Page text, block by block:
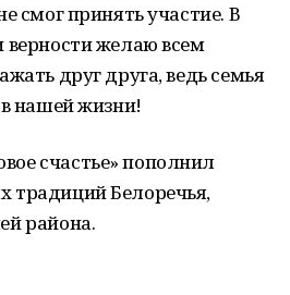
смог принять участие. В
верности желаю всем
друг друга, ведь семья
в нашей жизни!
счастье» пополнил
традиций Белоречья,
района.